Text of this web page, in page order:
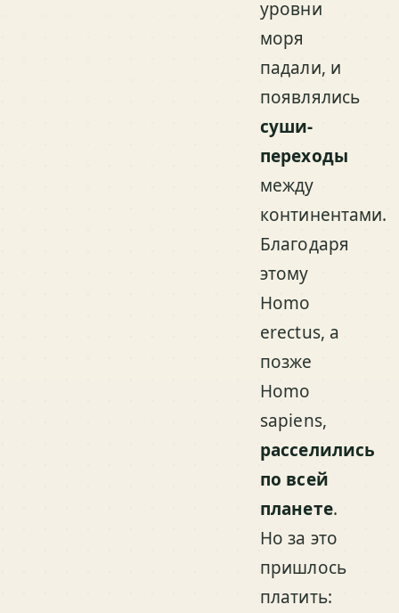
уровни
моря
падали, и
появлялись
суши-
переходы
между
континентами.
Благодаря
этому
Homo
erectus, а
позже
Homo
sapiens,
расселились
по всей
планете.
Но за это
пришлось
платить: